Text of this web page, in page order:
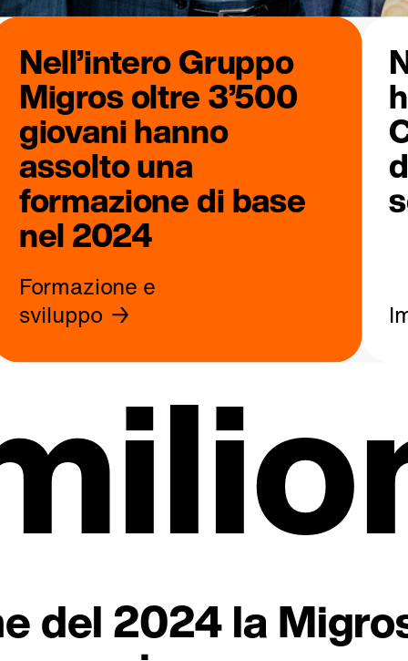
Nell’intero Gruppo
Migros oltre 3’500
giovani hanno
assolto una
formazione di base
nel 2024
Formazione e
sviluppo
del 2024 la